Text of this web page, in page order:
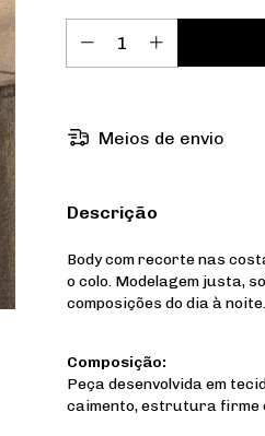
Meios de envio
Descrição
Body com recorte nas
o colo. Modelagem justa,
composições do dia à noite.
Composição:
Peça desenvolvida em
caimento, estrutura firme